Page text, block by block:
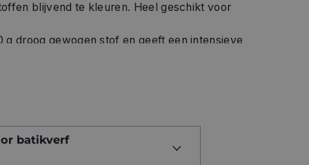
blijvend te kleuren. Heel geschikt voor
een zakje Easycolor fixeermiddel om de
gebruiksaanwijzing.
te verven. Wasbaar tot 95°C. Voor
textiel (tot 20% synthetische
worden om met de hand te verven,
batikverf